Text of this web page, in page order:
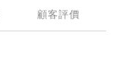
顧客評價